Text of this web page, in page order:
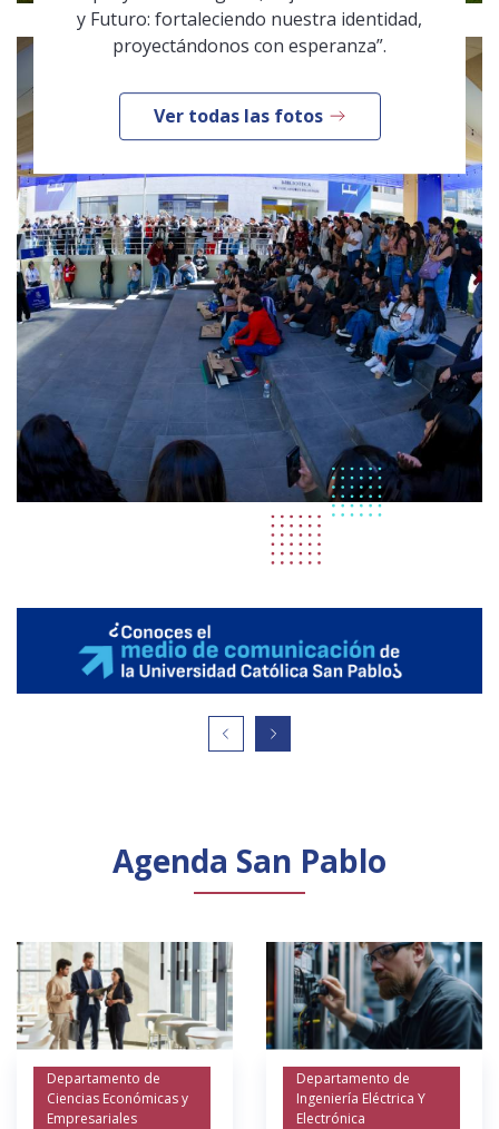
y Futuro: fortaleciendo nuestra identidad,
proyectándonos con esperanza”.
Ver todas las fotos
Agenda San Pablo
Departamento de
Ciencias Económicas y
Empresariales
Departamento de
Ingeniería Eléctrica Y
Electrónica